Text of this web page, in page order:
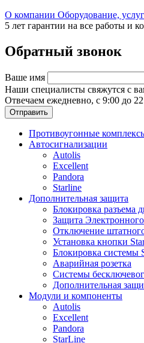
О компании Оборудование,
5 лет гарантии на все работы и
Обратный звонок
Ваше имя
Наши специалисты свяжутся с
Отвечаем ежедневно, с 9:00 до
Отправить
Противоугонные
Автосигнализации
Autolis
Excellent
Pandora
Starline
Дополнительная защита
Блокировка разъема
Защита
Отключение
Установка кнопки
Блокировка системы
Аварийная розетка
Системы
Дополнительная
Модули и компоненты
Autolis
Excellent
Pandora
StarLine